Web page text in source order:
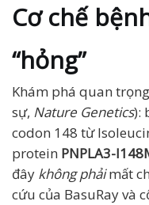
Cơ chế
“hỏng”
Khám phá quan
sự, Nature Genetics):
codon 148 từ
protein PNPLA3-
đây không phảimất
cứu của BasuRay và